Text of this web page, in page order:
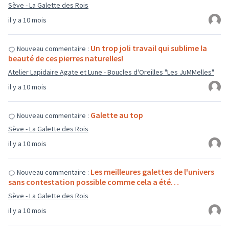
il y a 10 mois
Sève - La Galette des Rois
il y a 10 mois
Nouveau commentaire : Un trop joli travail qui sublime la
beauté de ces pierres naturelles!
Atelier Lapidaire Agate et Lune - Boucles d'Oreilles "Les JuMMelles"
il y a 10 mois
Nouveau commentaire : Galette au top
Sève - La Galette des Rois
il y a 10 mois
Nouveau commentaire : Les meilleures galettes de l'univers
sans contestation possible comme cela a été…
Sève - La Galette des Rois